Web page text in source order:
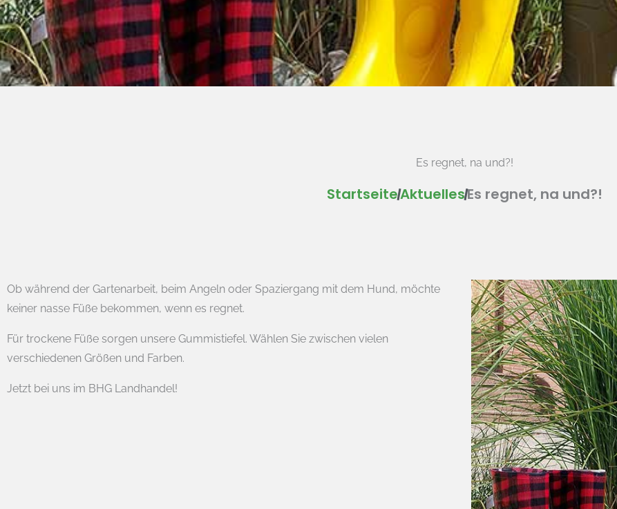
Es regnet, na und?!
StartseiteAktuellesEs regnet, na und?!
Ob während der Gartenarbeit, beim Angeln oder Spaziergang mit dem Hund, möchte
keiner nasse Füße bekommen, wenn es regnet.
Für trockene Füße sorgen unsere Gummistiefel. Wählen Sie zwischen vielen
verschiedenen Größen und Farben.
Jetzt bei uns im BHG Landhandel!